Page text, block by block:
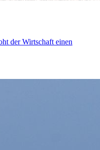
der Wirtschaft einen